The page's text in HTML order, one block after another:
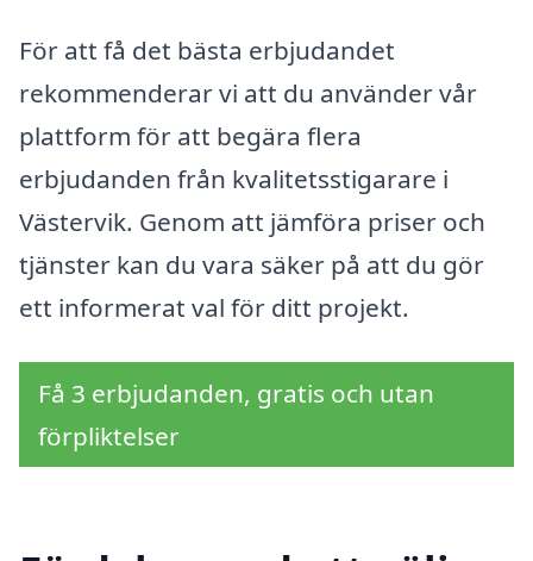
För att få det bästa erbjudandet
rekommenderar vi att du använder vår
plattform för att begära flera
erbjudanden från kvalitetsstigarare i
Västervik. Genom att jämföra priser och
tjänster kan du vara säker på att du gör
ett informerat val för ditt projekt.
Få 3 erbjudanden, gratis och utan
förpliktelser